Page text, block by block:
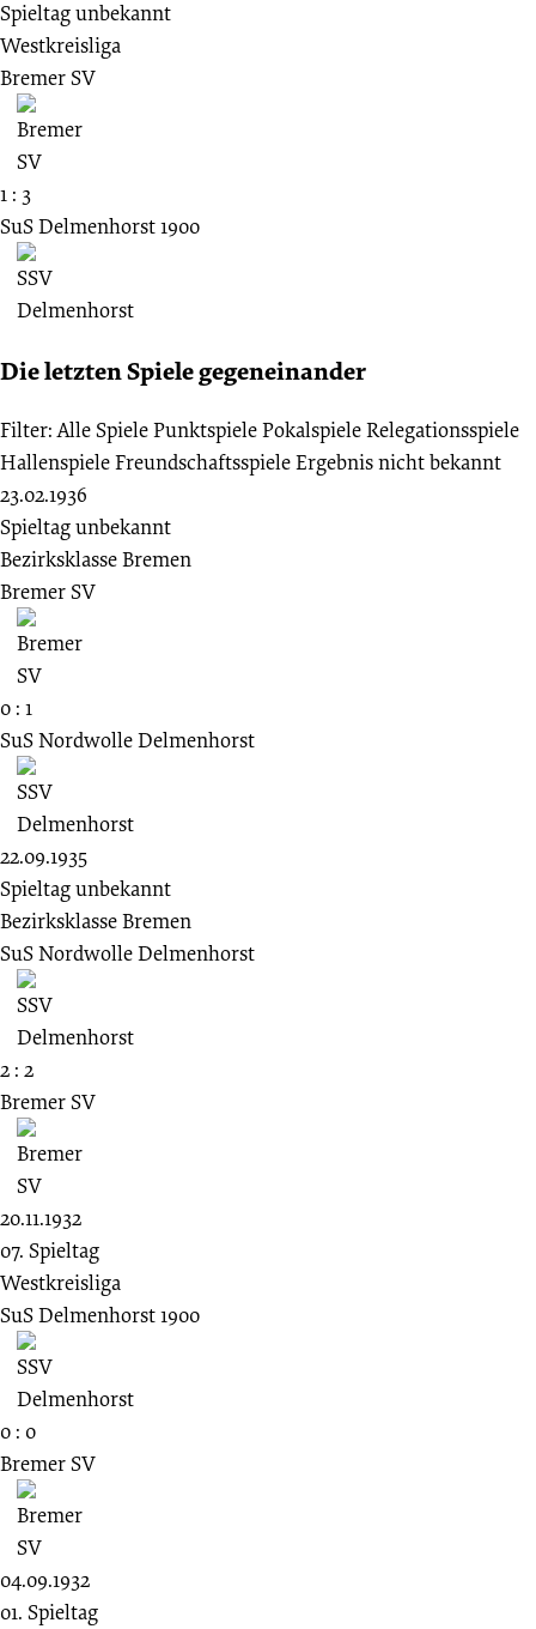
Spieltag unbekannt
Westkreisliga
Bremer SV
1 : 3
SuS Delmenhorst 1900
Die letzten Spiele gegeneinander
Filter: Alle SpielePunktspielePokalspieleRelegationsspiele
HallenspieleFreundschaftsspieleErgebnis nicht bekannt
23.02.1936
Spieltag unbekannt
Bezirksklasse Bremen
Bremer SV
0 : 1
SuS Nordwolle Delmenhorst
22.09.1935
Spieltag unbekannt
Bezirksklasse Bremen
SuS Nordwolle Delmenhorst
2 : 2
Bremer SV
20.11.1932
07. Spieltag
Westkreisliga
SuS Delmenhorst 1900
0 : 0
Bremer SV
04.09.1932
01. Spieltag